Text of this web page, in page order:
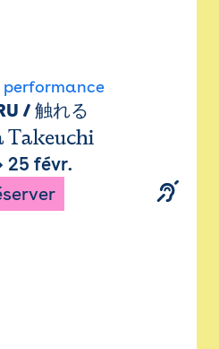
performance
/ 触れる
Takeuchi
25 févr.